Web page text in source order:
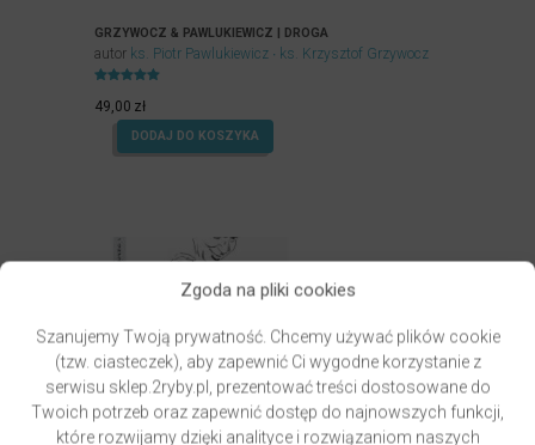
Zgoda na pliki cookies
Szanujemy Twoją prywatność. Chcemy używać plików cookie
(tzw. ciasteczek), aby zapewnić Ci wygodne korzystanie z
serwisu sklep.2ryby.pl, prezentować treści dostosowane do
Twoich potrzeb oraz zapewnić dostęp do najnowszych funkcji,
które rozwijamy dzięki analityce i rozwiązaniom naszych
GRZYWOCZ & PAWLUKIEWICZ | DROGA
autor ks. Piotr Pawlukiewicz ks. Krzysztof Grzywocz
5.00
na 5.
49,00 zł
DODAJ DO KOSZYKA